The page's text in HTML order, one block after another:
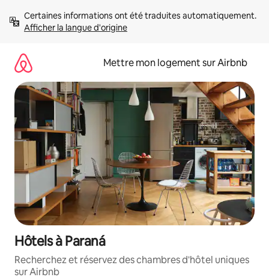
directement
Afficher la langue d'origine
Mettre mon logement sur Airbnb
Hôtels à Paraná
Recherchez et réservez des chambres d'hôtel uniques
sur Airbnb